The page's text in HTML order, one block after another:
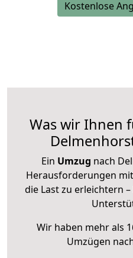
Kostenlose
Was wir Ihnen
Ein Umzug nach
Herausforderungen
die Last zu erleichtern
Wir haben mehr als
Umzügen